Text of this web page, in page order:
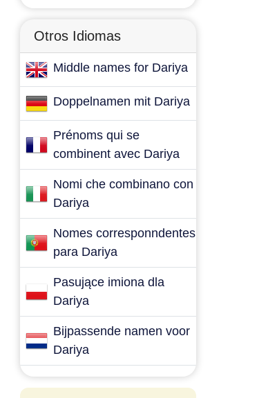
Otros Idiomas
Middle names for Dariya
Doppelnamen mit Dariya
Prénoms qui se
combinent avec Dariya
Nomi che combinano con
Dariya
Nomes corresponndentes
para Dariya
Pasujące imiona dla
Dariya
Bijpassende namen voor
Dariya